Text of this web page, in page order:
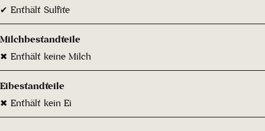
✔ Enthält Sulfite
Milchbestandteile
✖ Enthält keine Milch
Eibestandteile
✖ Enthält kein Ei